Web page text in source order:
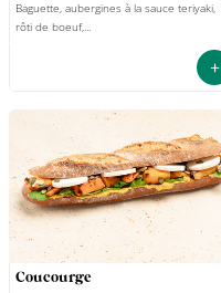
Baguette, aubergines à la sauce teriyaki,
rôti de boeuf,...
+
coucourge